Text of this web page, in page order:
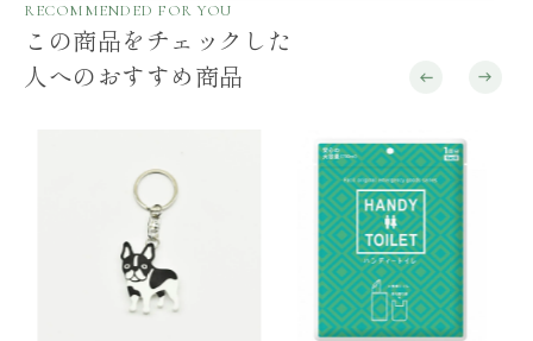
RECOMMENDED FOR YOU
この商品をチェックした
人へのおすすめ商品